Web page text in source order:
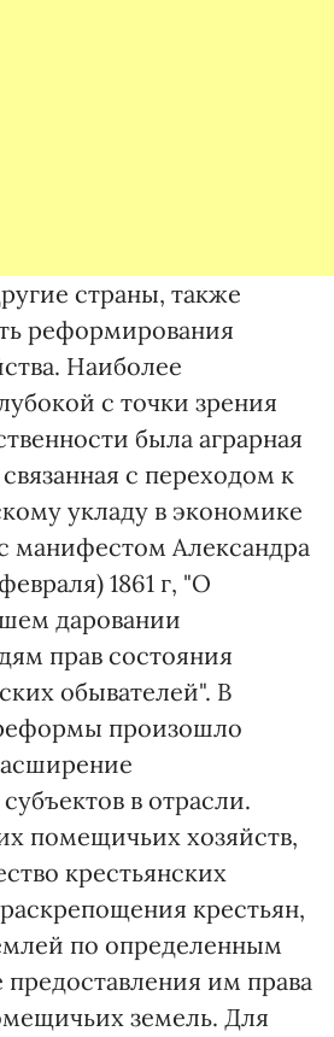
страны, также
реформирования
Наиболее
с точки зрения
была аграрная
с переходом к
укладу в экономике
манифестом Александра
1861 г, "О
даровании
прав состояния
обывателей". В
произошло
в отрасли.
помещичьих хозяйств,
крестьянских
крестьян,
по определенным
им права
земель. Для